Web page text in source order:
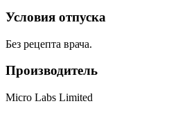
Условия отпуска
Без рецепта врача.
Производитель
Micro Labs Limited